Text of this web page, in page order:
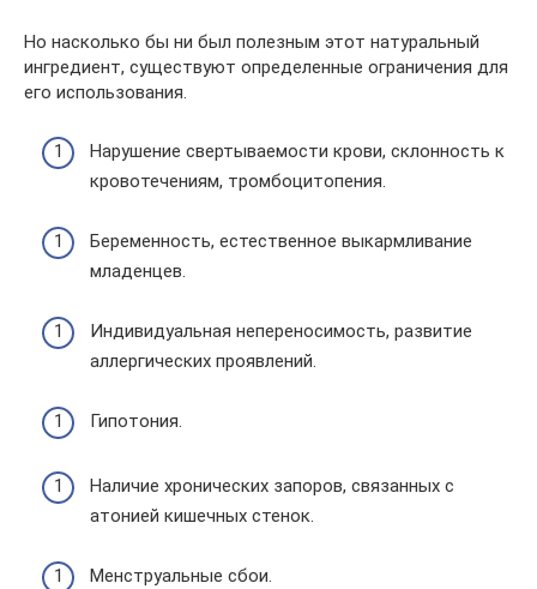
Но насколько бы ни был полезным этот натуральный
ингредиент, существуют определенные ограничения для
его использования.
Нарушение свертываемости крови, склонность к
кровотечениям, тромбоцитопения.
Беременность, естественное выкармливание
младенцев.
Индивидуальная непереносимость, развитие
аллергических проявлений.
Гипотония.
Наличие хронических запоров, связанных с
атонией кишечных стенок.
Менструальные сбои.